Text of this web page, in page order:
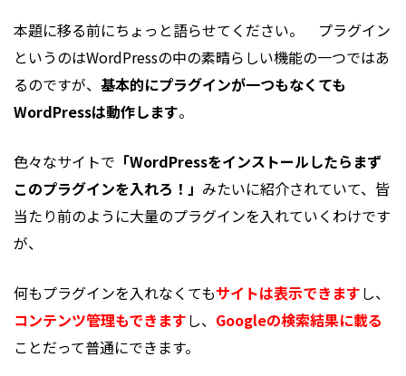
本題に移る前にちょっと語らせてください。 プラグイン
というのはWordPressの中の素晴らしい機能の一つではあ
るのですが、 基本的にプラグインが一つもなくても
WordPressは動作します。
色々なサイトで 「WordPressをインストールしたらまず
このプラグインを入れろ！」 みたいに紹介されていて、皆
当たり前のように大量のプラグインを入れていくわけです
が、
何もプラグインを入れなくてもサイトは表示できますし、
コンテンツ管理もできますし、 Googleの検索結果に載る
ことだって普通にできます。